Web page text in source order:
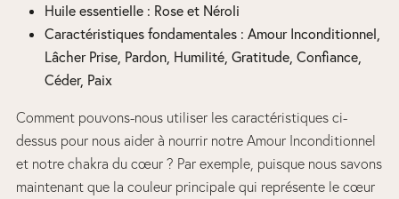
Huile essentielle : Rose et Néroli
Caractéristiques fondamentales : Amour Inconditionnel,
Lâcher Prise, Pardon, Humilité, Gratitude, Confiance,
Céder, Paix
Comment pouvons-nous utiliser les caractéristiques ci-
dessus pour nous aider à nourrir notre Amour Inconditionnel
et notre chakra du cœur ? Par exemple, puisque nous savons
maintenant que la couleur principale qui représente le cœur